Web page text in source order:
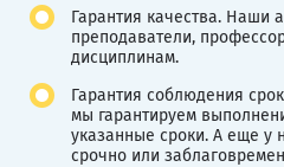
Гарантия качества. Наши
преподаватели,
дисциплинам.
Гарантия соблюдения
мы гарантируем
указанные сроки. А еще у
срочно или